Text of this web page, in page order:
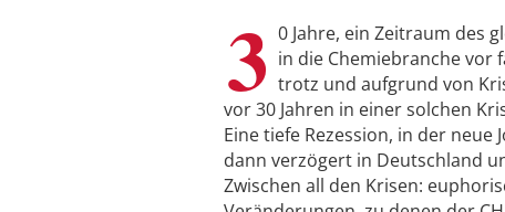
3 0 Jahre, ein Zeitraum des
in die Chemiebranche vor
trotz und aufgrund von
vor 30 Jahren in einer solchen
Eine tiefe Rezession, in der
dann verzögert in Deutschland
Zwischen all den Krisen: